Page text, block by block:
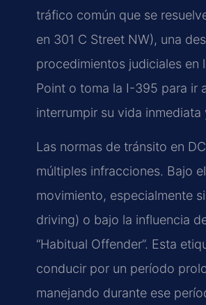
tráfico común que se
en 301 C Street NW), una
procedimientos judiciales en
Point o toma la I-395 para ir
interrumpir su vida inmediata
Las normas de tránsito en
múltiples infracciones. Bajo
movimiento, especialmente
driving) o bajo la influencia
“Habitual Offender”. Esta
conducir por un período
manejando durante ese